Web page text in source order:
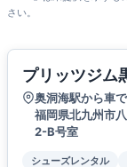
さい。
プリッツジム
奥洞海駅から車
福岡県北九州市
2-B号室
シューズレンタル